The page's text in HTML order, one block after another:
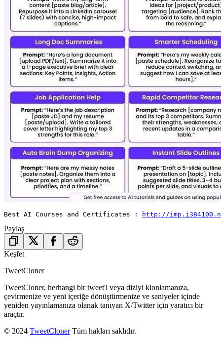
Best AI Courses and Certificates : http://
Paylaş
Keşfet
TweetCloner
TweetCloner, herhangi bir tweet'i veya diziyi klonlamanıza,
çevirmenize ve yeni içeriğe dönüştürmenize ve saniyeler içinde
yeniden yayınlamanıza olanak tanıyan X/Twitter için yaratıcı bir
araçtır.
© 2024 TweetCloner Tüm hakları saklıdır.